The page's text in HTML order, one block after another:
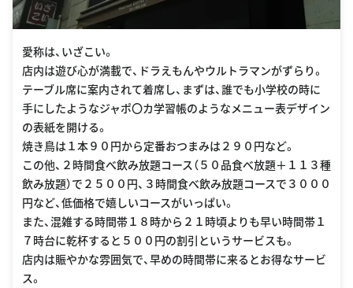
愛称は、いざこい。
店内は遊び心が満載で、ドラえもんやウルトラマンがずらり。
テーブル席に案内されて着席し、まずは、誰でも小学校の時に
手にしたようなジャポ〇カ学習帳のようなメニュー表デザイン
の表紙を開ける。
焼き鳥は１本９０円から定番おつまみは２９０円など。
この他、２時間食べ飲み放題コース（５０品食べ放題＋１１３種
飲み放題）で２５００円、３時間食べ飲み放題コースで３０００
円など、低価格で嬉しいコースがいっぱい。
また、混雑する時間帯１８時から２１時頃よりも早い時間帯１
７時台に乾杯すると５００円の割引というサービスも。
店内は賑やかな雰囲気で、早めの時間帯に来るとお得なサービ
ス。